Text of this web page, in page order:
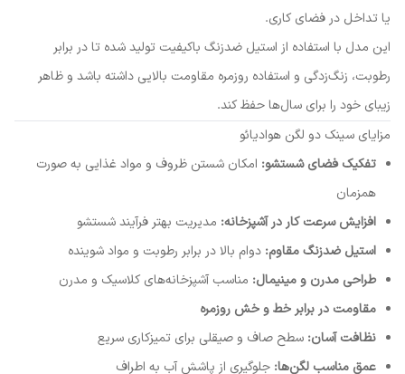
یا تداخل در فضای کاری.
این مدل با استفاده از استیل ضدزنگ باکیفیت تولید شده تا در برابر
رطوبت، زنگ‌زدگی و استفاده روزمره مقاومت بالایی داشته باشد و ظاهر
زیبای خود را برای سال‌ها حفظ کند.
مزایای سینک دو لگن هوادیائو
تفکیک فضای شستشو: امکان شستن ظروف و مواد غذایی به صورت
همزمان
افزایش سرعت کار در آشپزخانه: مدیریت بهتر فرآیند شستشو
استیل ضدزنگ مقاوم: دوام بالا در برابر رطوبت و مواد شوینده
طراحی مدرن و مینیمال: مناسب آشپزخانه‌های کلاسیک و مدرن
مقاومت در برابر خط و خش روزمره
نظافت آسان: سطح صاف و صیقلی برای تمیزکاری سریع
عمق مناسب لگن‌ها: جلوگیری از پاشش آب به اطراف